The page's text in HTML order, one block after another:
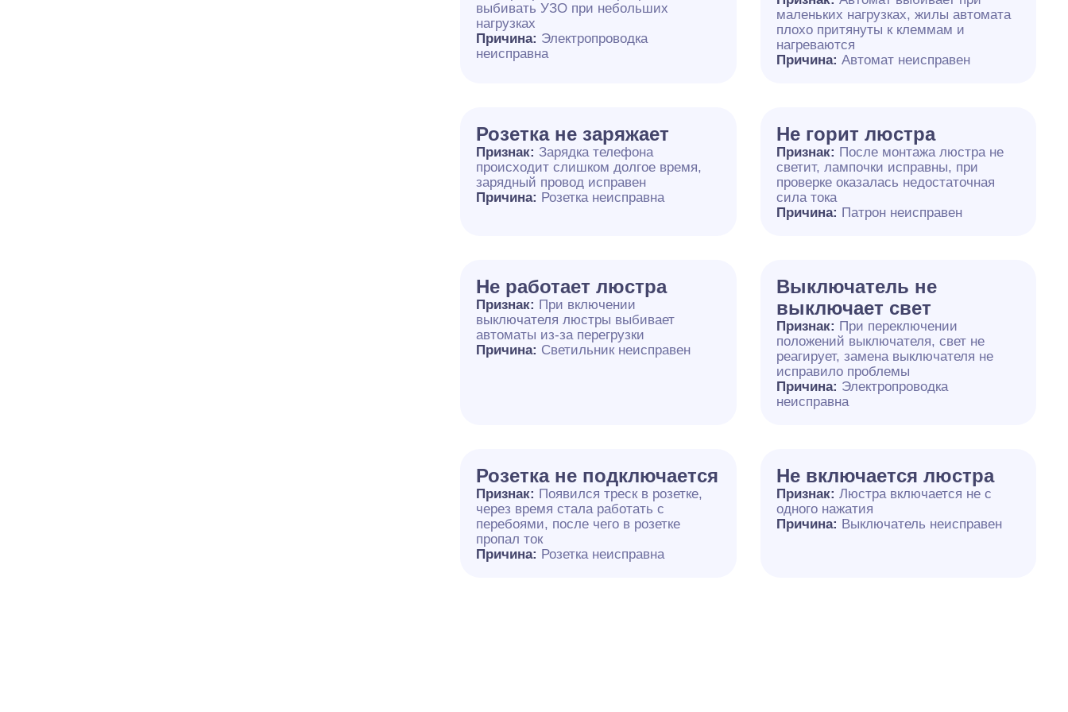
выбивать УЗО при небольших
нагрузках
Причина: Электропроводка
неисправна
маленьких нагрузках, жилы автомата
плохо притянуты к клеммам и
нагреваются
Причина: Автомат неисправен
Розетка не заряжает
Признак: Зарядка телефона
происходит слишком долгое время,
зарядный провод исправен
Причина: Розетка неисправна
Не горит люстра
Признак: После монтажа люстра не
светит, лампочки исправны, при
проверке оказалась недостаточная
сила тока
Причина: Патрон неисправен
Не работает люстра
Признак: При включении
выключателя люстры выбивает
автоматы из-за перегрузки
Причина: Светильник неисправен
Выключатель не
выключает свет
Признак: При переключении
положений выключателя, свет не
реагирует, замена выключателя не
исправило проблемы
Причина: Электропроводка
неисправна
Розетка не подключается
Признак: Появился треск в розетке,
через время стала работать с
перебоями, после чего в розетке
пропал ток
Причина: Розетка неисправна
Не включается люстра
Признак: Люстра включается не с
одного нажатия
Причина: Выключатель неисправен